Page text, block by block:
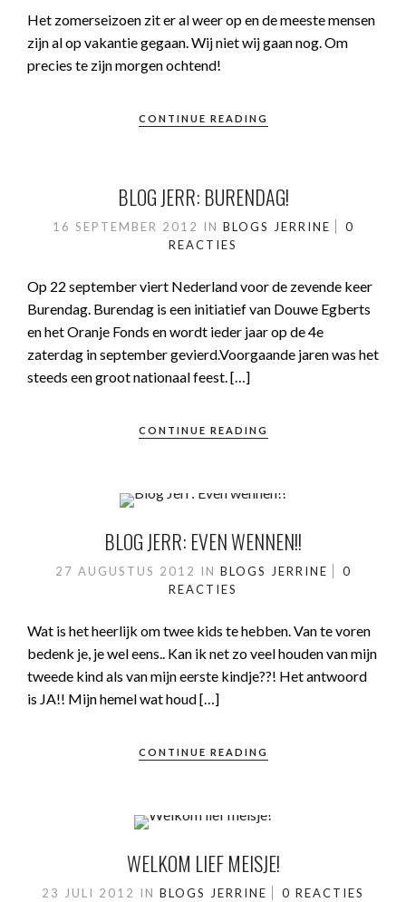
Het zomerseizoen zit er al weer op en de meeste mensen
zijn al op vakantie gegaan. Wij niet wij gaan nog. Om
precies te zijn morgen ochtend!
CONTINUE READING
BLOG JERR: BURENDAG!
16 SEPTEMBER 2012 IN BLOGS JERRINE
0
REACTIES
Op 22 september viert Nederland voor de zevende keer
Burendag. Burendag is een initiatief van Douwe Egberts
en het Oranje Fonds en wordt ieder jaar op de 4e
zaterdag in september gevierd.Voorgaande jaren was het
steeds een groot nationaal feest. […]
CONTINUE READING
BLOG JERR: EVEN WENNEN!!
27 AUGUSTUS 2012 IN BLOGS JERRINE
0
REACTIES
Wat is het heerlijk om twee kids te hebben. Van te voren
bedenk je, je wel eens.. Kan ik net zo veel houden van mijn
tweede kind als van mijn eerste kindje??! Het antwoord
is JA!! Mijn hemel wat houd […]
CONTINUE READING
WELKOM LIEF MEISJE!
23 JULI 2012 IN BLOGS JERRINE 0 REACTIES